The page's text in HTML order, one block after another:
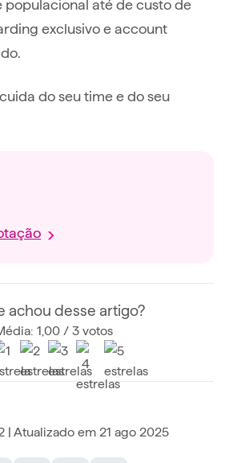
exclusivo e account
do seu time e do seu
achou desse artigo?
1,00 / 3 votos
| Atualizado em 21 ago 2025